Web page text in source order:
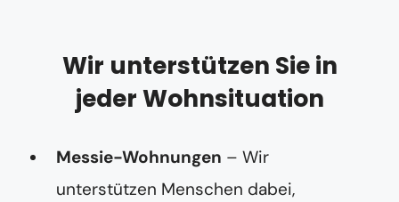
Wir unterstützen Sie in
jeder Wohnsituation
Messie-Wohnungen – Wir
unterstützen Menschen dabei,